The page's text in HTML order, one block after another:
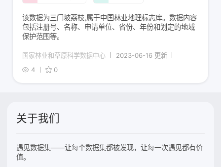
该数据为三门坡荔枝,属于中国林业地理标志库。数据内容
包括注册号、名称、申请单位、省份、年份和划定的地域
保护范围等。
国家林业和草原科学数据中心
2023-06-16 更新
4
0
关于我们
遇见数据集——让每个数据集都被发现，让每一次遇见都有价
值。